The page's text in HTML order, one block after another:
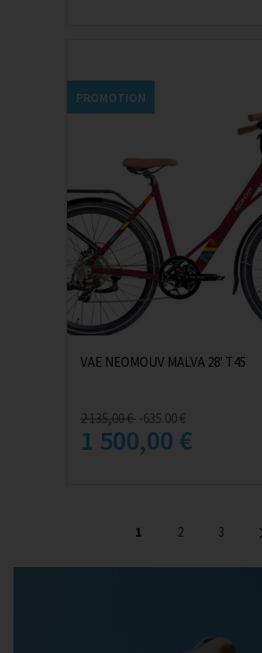
PROMOTION
VAE NEOMOUV MALVA 28' T45
2 135,00 € -635.00 €
1 500,00 €
1 2 3